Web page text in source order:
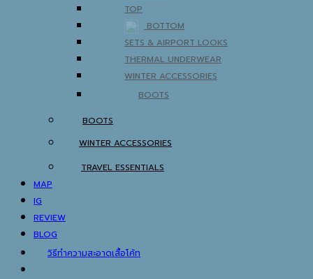
TOP
BOTTOM
SETS & AIRPORT LOOKS
THERMAL UNDERWEAR
WINTER ACCESSORIES
BOOTS
BOOTS
WINTER ACCESSORIES
TRAVEL ESSENTIALS
MAP
IG
REVIEW
BLOG
วิธีทำความสะอาดเสื้อโค้ท